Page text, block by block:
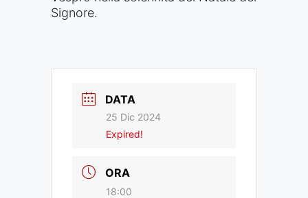
Signore.
DATA
25 Dic 2024
Expired!
ORA
18:00